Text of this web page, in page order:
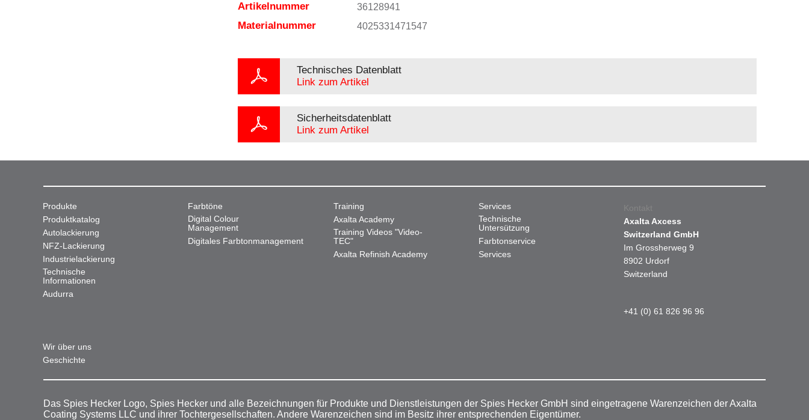
Artikelnummer 36128941
Materialnummer 4025331471547
Technisches Datenblatt
Link zum Artikel
Sicherheitsdatenblatt
Link zum Artikel
Produkte
Produktkatalog
Autolackierung
NFZ-Lackierung
Industrielackierung
Technische
Informationen
Audurra
Farbtöne
Digital Colour
Management
Digitales Farbtonmanagement
Training
Axalta Academy
Training Videos "Video-
TEC"
Axalta Refinish Academy
Services
Technische
Untersützung
Farbtonservice
Services
Wir über uns
Geschichte
Kontakt
Axalta Axcess
Switzerland GmbH
Im Grossherweg 9
8902 Urdorf
Switzerland
+41 (0) 61 826 96 96
Das Spies Hecker Logo, Spies Hecker und alle Bezeichnungen für Produkte und Dienstleistungen der Spies Hecker GmbH sind eingetragene Warenzeichen der Axalta
Coating Systems LLC und ihrer Tochtergesellschaften. Andere Warenzeichen sind im Besitz ihrer entsprechenden Eigentümer.